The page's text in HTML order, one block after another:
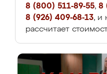
8 (800) 511-89-55, 8
8 (926) 409-68-13, и
рассчитает